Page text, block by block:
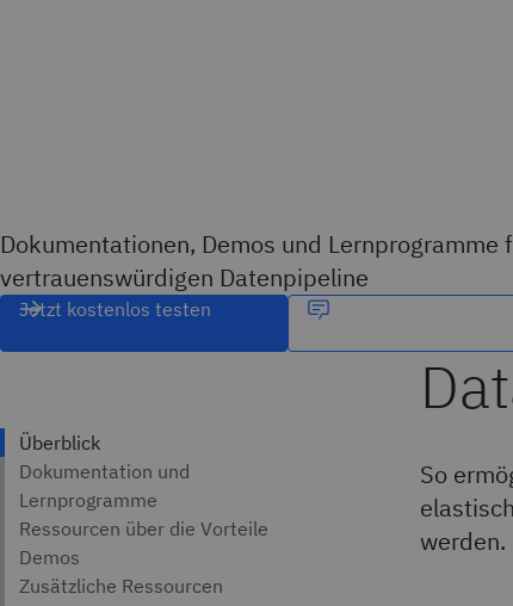
Dokumentationen, Demos und Lernprogramme
vertrauenswürdigen Datenpipeline
Jetzt kostenlos testen
So
werden.